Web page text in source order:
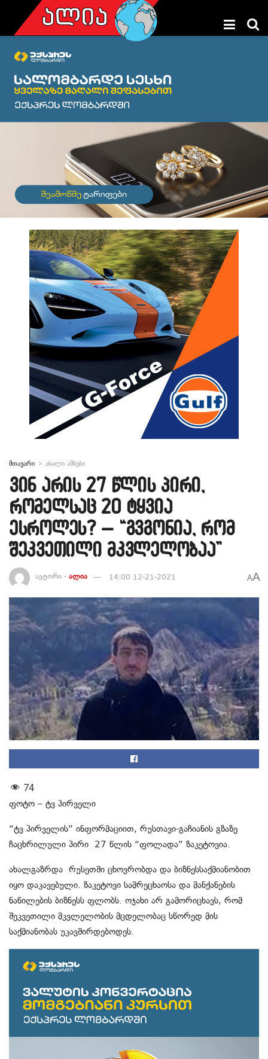
მთავარი ახალი ამბები
ვინ არის 27 წლის პირი,
რომელსაც 20 ტყვია
ესროლეს? – “გვგონია, რომ
შეკვეთილი მკვლელობაა”
ავტორი - ალია 14:00 12-21-2021 AA
74
ფოტო – ტვ პირველი
“ტვ პირველის” ინფორმაციით, რუსთავი-გაჩიანის გზაზე
ჩაცხრილული პირი 27 წლის “ფოლადა” ზაკეტოვია.
ახალგაზრდა რუსეთში ცხოვრობდა და ბიზნესსაქმიანობით
იყო დაკავებული. ზაკეტოვი სამრეცხაოსა და მანქანების
ნაწილების ბიზნესს ფლობს. ოჯახი არ გამორიცხავს, რომ
შეკვეთილი მკვლელობის მცდელობაც სწორედ მის
საქმიანობას უკავშირდებოდეს.